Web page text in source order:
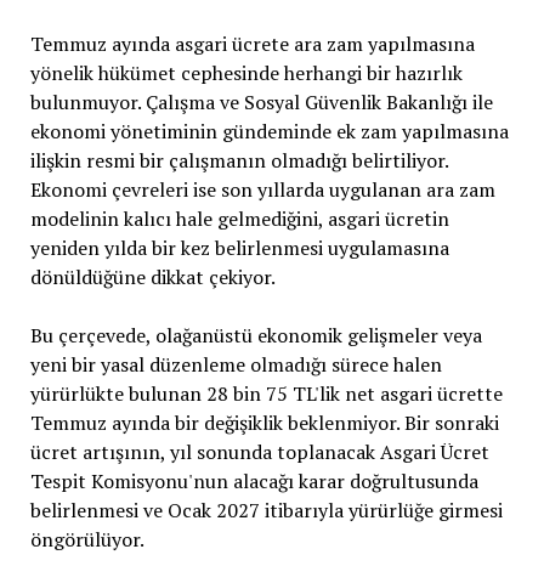
Temmuz ayında asgari ücrete ara zam yapılmasına
yönelik hükümet cephesinde herhangi bir hazırlık
bulunmuyor. Çalışma ve Sosyal Güvenlik Bakanlığı ile
ekonomi yönetiminin gündeminde ek zam yapılmasına
ilişkin resmi bir çalışmanın olmadığı belirtiliyor.
Ekonomi çevreleri ise son yıllarda uygulanan ara zam
modelinin kalıcı hale gelmediğini, asgari ücretin
yeniden yılda bir kez belirlenmesi uygulamasına
dönüldüğüne dikkat çekiyor.
Bu çerçevede, olağanüstü ekonomik gelişmeler veya
yeni bir yasal düzenleme olmadığı sürece halen
yürürlükte bulunan 28 bin 75 TL'lik net asgari ücrette
Temmuz ayında bir değişiklik beklenmiyor. Bir sonraki
ücret artışının, yıl sonunda toplanacak Asgari Ücret
Tespit Komisyonu'nun alacağı karar doğrultusunda
belirlenmesi ve Ocak 2027 itibarıyla yürürlüğe girmesi
öngörülüyor.